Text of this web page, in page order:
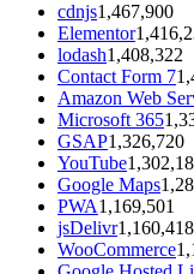
cdnjs1,467,900
Elementor
lodash1,408,322
Contact Form 7
Amazon Web
Microsoft 365
GSAP1,326,720
YouTube
Google Maps
PWA1,169,501
jsDelivr1,160,418
WooCommerce